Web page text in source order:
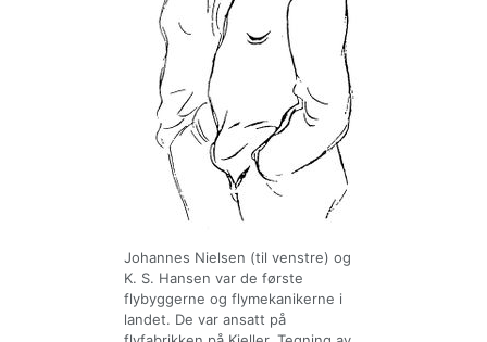
Johannes Nielsen (til venstre) og
K. S. Hansen var de første
flybyggerne og flymekanikerne i
landet. De var ansatt på